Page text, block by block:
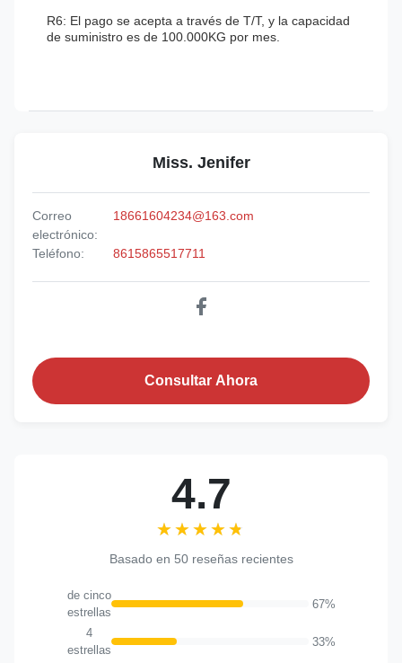
R6: El pago se acepta a través de T/T, y la capacidad
de suministro es de 100.000KG por mes.
Miss. Jenifer
Correo
electrónico:
18661604234@163.com
Teléfono: 8615865517711
Consultar Ahora
4.7
★★★★★
★★★★★
Basado en 50 reseñas recientes
de cinco
estrellas
67%
4
estrellas
33%